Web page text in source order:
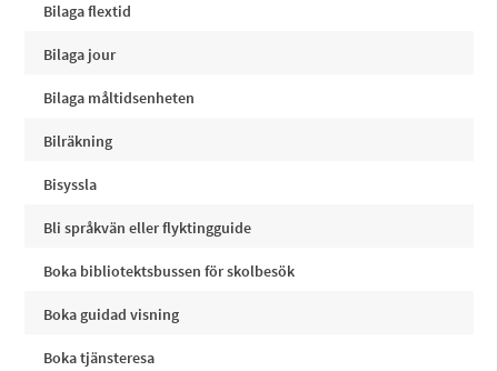
Bilaga flextid
Bilaga jour
Bilaga måltidsenheten
Bilräkning
Bisyssla
Bli språkvän eller flyktingguide
Boka bibliotektsbussen för skolbesök
Boka guidad visning
Boka tjänsteresa